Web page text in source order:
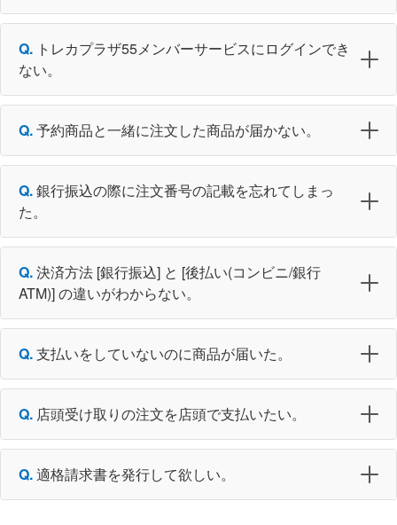
トレカプラザ55メンバーサービスにログインでき
ない。
予約商品と一緒に注文した商品が届かない。
銀行振込の際に注文番号の記載を忘れてしまっ
た。
決済方法 [銀行振込] と [後払い(コンビニ/銀行
ATM)] の違いがわからない。
支払いをしていないのに商品が届いた。
店頭受け取りの注文を店頭で支払いたい。
適格請求書を発行して欲しい。